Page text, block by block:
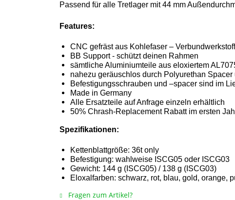
Passend für alle Tretlager mit 44 mm
Features:
CNC gefräst aus Kohlefaser –
BB Support - schützt deinen Rahmen
sämtliche Aluminiumteile aus eloxiertem
nahezu geräuschlos durch Polyurethan Spacer
Befestigungsschrauben und –spacer sind im
Made in Germany
Alle Ersatzteile auf Anfrage einzeln erhältlich
50% Chrash-Replacement Rabatt im ersten
Spezifikationen:
Kettenblattgröße: 36t only
Befestigung: wahlweise ISCG05 oder ISCG03
Gewicht: 144 g (ISCG05) / 138 g (ISCG03)
Eloxalfarben: schwarz, rot, blau, gold, orange,
Fragen zum Artikel?